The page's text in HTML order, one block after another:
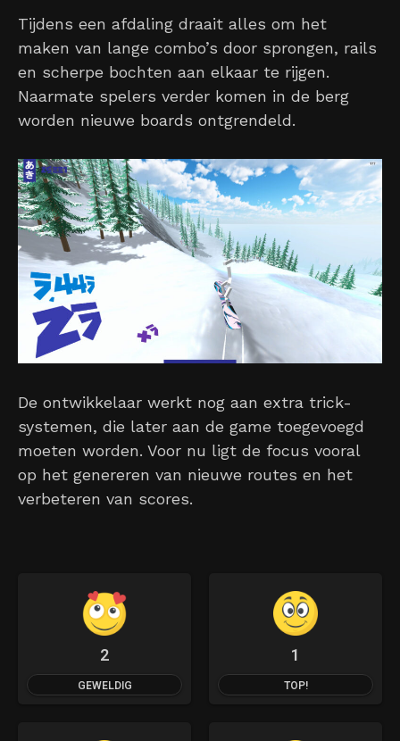
Tijdens een afdaling draait alles om het
maken van lange combo’s door sprongen, rails
en scherpe bochten aan elkaar te rijgen.
Naarmate spelers verder komen in de berg
worden nieuwe boards ontgrendeld.
De ontwikkelaar werkt nog aan extra trick-
systemen, die later aan de game toegevoegd
moeten worden. Voor nu ligt de focus vooral
op het genereren van nieuwe routes en het
verbeteren van scores.
2
GEWELDIG
1
TOP!